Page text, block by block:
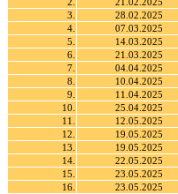
3.
28.02.2025
4.
07.03.2025
5.
14.03.2025
6.
21.03.2025
7.
04.04.2025
8.
10.04.2025
9.
11.04.2025
10.
25.04.2025
11.
12.05.2025
12.
19.05.2025
13.
19.05.2025
14.
22.05.2025
15.
23.05.2025
16.
23.05.2025